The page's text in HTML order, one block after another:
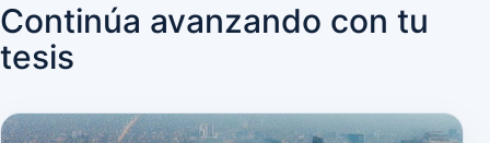
Continúa avanzando con tu
tesis